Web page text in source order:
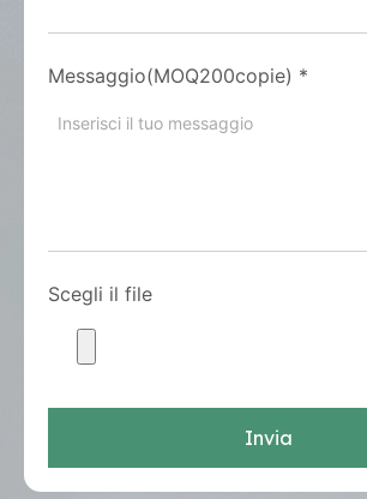
Messaggio(MOQ200copie) *
Scegli il file
Invia